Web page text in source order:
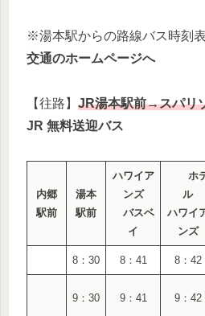
※湯本駅からの路線バス時刻
交通のホームページへ
【往路】 JR湯本駅前→スパリ
JR 無料送迎バス
内郷
駅前
湯本
駅前
ハワイア
ンズ
バスベ
イ
ホ
ル
ハワイ
ンズ
8：30 8：41 8：42
9：30 9：41 9：42